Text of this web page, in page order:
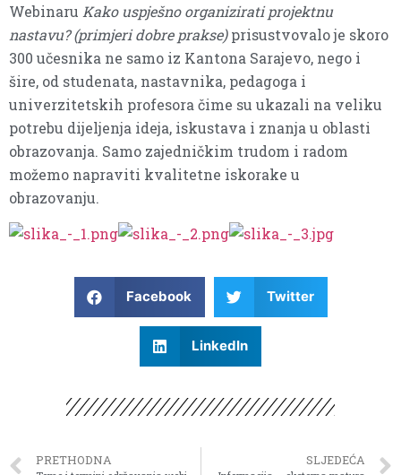
Webinaru Kako uspješno organizirati projektnu
nastavu? (primjeri dobre prakse)prisustvovalo je skoro
300 učesnika ne samo iz Kantona Sarajevo, nego i
šire, od studenata, nastavnika, pedagoga i
univerzitetskih profesora čime su ukazali na veliku
potrebu dijeljenja ideja, iskustava i znanja u oblasti
obrazovanja. Samo zajedničkim trudom i radom
možemo napraviti kvalitetne iskorake u
obrazovanju.
Facebook Twitter
LinkedIn
PRETHODNA SLJEDEĆA